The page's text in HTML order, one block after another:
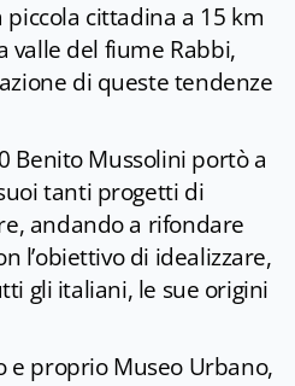
cittadina a 15 km
valle del fiume Rabbi,
di queste tendenze
Benito Mussolini portò a
tanti progetti di
andando a rifondare
l’obiettivo di idealizzare,
gli italiani, le sue origini
e proprio Museo Urbano,